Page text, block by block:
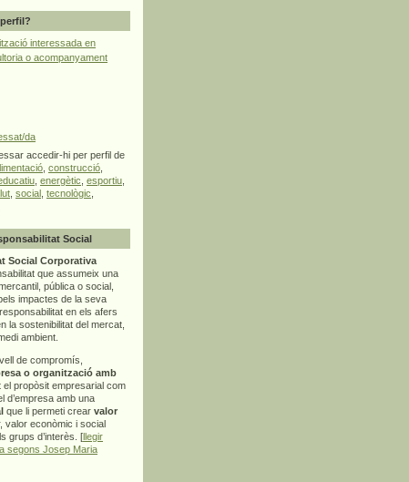
interessada en
o acompanyament
da
accedir-hi per perfil de
construcció
energètic esportiu
social tecnològic
Social
Social Corporativa
que assumeix una
pública o social,
impactes de la seva
en els afers
la sostenibilitat del mercat,
ambient.
de compromís,
o organització amb
el propòsit empresarial com
d’empresa amb una
que li permeti crear valor
valor econòmic i social
grups d’interès. [llegir
segons Josep Maria